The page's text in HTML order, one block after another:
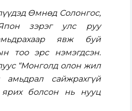
Өмнөд Солонгос,
зэрэг улс руу
явж буй
тоо эрс нэмэгдсэн.
“Монголд олон жил
сайжрахгүй
ярих болсон нь нууц